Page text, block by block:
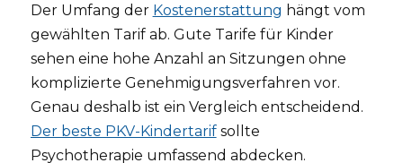
Der Umfang der Kostenerstattung hängt vom
gewählten Tarif ab. Gute Tarife für Kinder
sehen eine hohe Anzahl an Sitzungen ohne
komplizierte Genehmigungsverfahren vor.
Genau deshalb ist ein Vergleich entscheidend.
Der beste PKV-Kindertarifsollte
Psychotherapie umfassend abdecken.